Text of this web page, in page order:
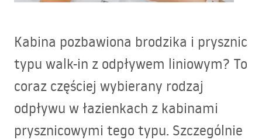
Kabina pozbawiona brodzika i prysznic
typu walk-in z odpływem liniowym? To
coraz częściej wybierany rodzaj
odpływu w łazienkach z kabinami
prysznicowymi tego typu. Szczególnie